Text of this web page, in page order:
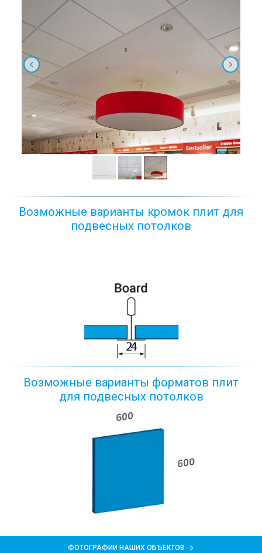
Возможные варианты кромок плит для
подвесных потолков
Возможные варианты форматов плит
для подвесных потолков
ФОТОГРАФИИ НАШИХ ОБЪЕКТОВ